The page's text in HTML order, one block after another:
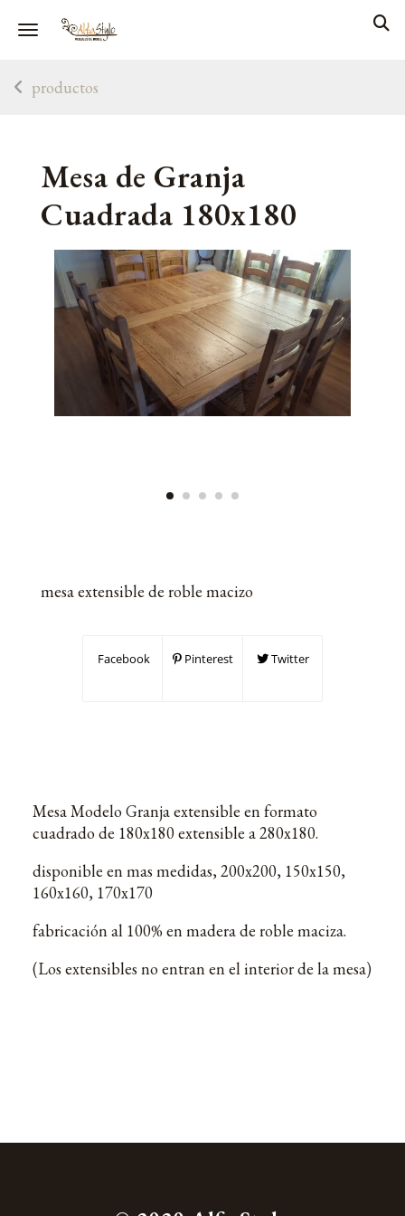
Toggle navigation
productos
Mesa de Granja
Cuadrada 180x180
mesa extensible de roble macizo
Facebook Pinterest Twitter
Mesa Modelo Granja extensible en formato
cuadrado de 180x180 extensible a 280x180.
disponible en mas medidas, 200x200, 150x150,
160x160, 170x170
fabricación al 100% en madera de roble maciza.
(Los extensibles no entran en el interior de la mesa)